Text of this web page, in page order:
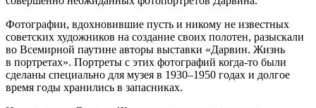
Фотографии, вдохновившие пусть и никому не известных
советских художников на создание своих полотен, разыскали
во Всемирной паутине авторы выставки «Дарвин. Жизнь
в портретах». Портреты с этих фотографий когда-то были
сделаны специально для музея в 1930–1950 годах и долгое
время годы хранились в запасниках.